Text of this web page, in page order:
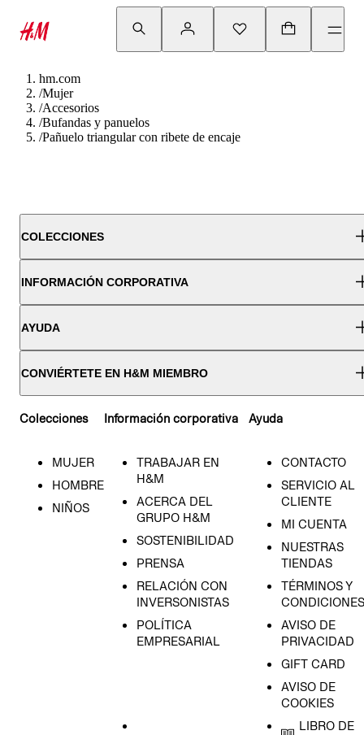
hm.com
/Mujer
/Accesorios
/Bufandas y panuelos
/Pañuelo triangular con ribete de encaje
COLECCIONES
INFORMACIÓN CORPORATIVA
AYUDA
CONVIÉRTETE EN H&M MIEMBRO
Colecciones
MUJER
HOMBRE
NIÑOS
Información corporativa
TRABAJAR EN
H&M
ACERCA DEL
GRUPO H&M
SOSTENIBILIDAD
PRENSA
RELACIÓN CON
INVERSONISTAS
POLÍTICA
EMPRESARIAL
Ayuda
CONTACTO
SERVICIO AL
CLIENTE
MI CUENTA
NUESTRAS
TIENDAS
TÉRMINOS Y
CONDICIONES
AVISO DE
PRIVACIDAD
GIFT CARD
AVISO DE
COOKIES
LIBRO DE